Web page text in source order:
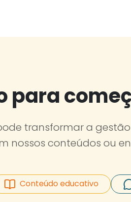
para
transformar a
nossos conteúdos ou
Conteúdo educativo